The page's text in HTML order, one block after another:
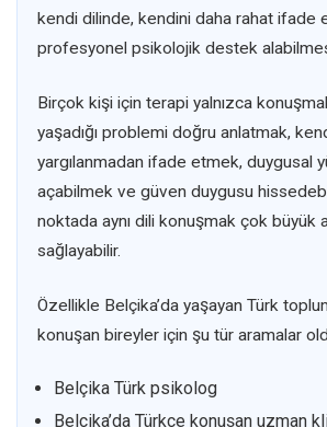
kendi dilinde, kendini daha rahat ifade
profesyonel psikolojik destek
Birçok kişi için terapi yalnızca
yaşadığı problemi doğru anlatmak,
yargılanmadan ifade etmek, duygusal
açabilmek ve güven duygusu
noktada aynı dili konuşmak çok büyük
sağlayabilir.
Özellikle Belçika’da yaşayan Türk
konuşan bireyler için şu tür aramalar
Belçika Türk psikolog
Belçika’da Türkçe konuşan uzman